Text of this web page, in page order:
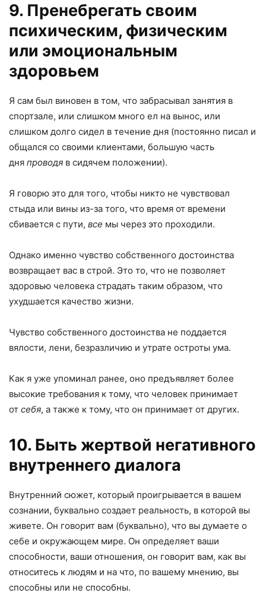
9. Пренебрегать своим
психическим, физическим
или эмоциональным
здоровьем
Я сам был виновен в том, что забрасывал занятия в
спортзале, или слишком много ел на вынос, или
слишком долго сидел в течение дня (постоянно писал и
общался со своими клиентами, большую часть
дня проводя в сидячем положении).
Я говорю это для того, чтобы никто не чувствовал
стыда или вины из-за того, что время от времени
сбивается с пути, все мы через это проходили.
Однако именно чувство собственного достоинства
возвращает вас в строй. Это то, что не позволяет
здоровью человека страдать таким образом, что
ухудшается качество жизни.
Чувство собственного достоинства не поддается
вялости, лени, безразличию и утрате остроты ума.
Как я уже упоминал ранее, оно предъявляет более
высокие требования к тому, что человек принимает
от себя, а также к тому, что он принимает от других.
10. Быть жертвой негативного
внутреннего диалога
Внутренний сюжет, который проигрывается в вашем
сознании, буквально создает реальность, в которой вы
живете. Он говорит вам (буквально), что вы думаете о
себе и окружающем мире. Он определяет ваши
способности, ваши отношения, он говорит вам, как вы
относитесь к людям и на что, по вашему мнению, вы
способны или не способны.